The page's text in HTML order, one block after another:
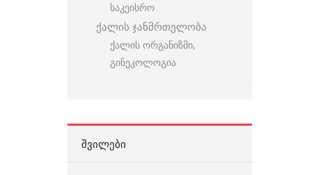
საკეისრო
ქალის ჯანმრთელობა
ქალის ორგანიზმი,
გინეკოლოგია
ᲨᲕᲘᲚᲔᲑᲘ